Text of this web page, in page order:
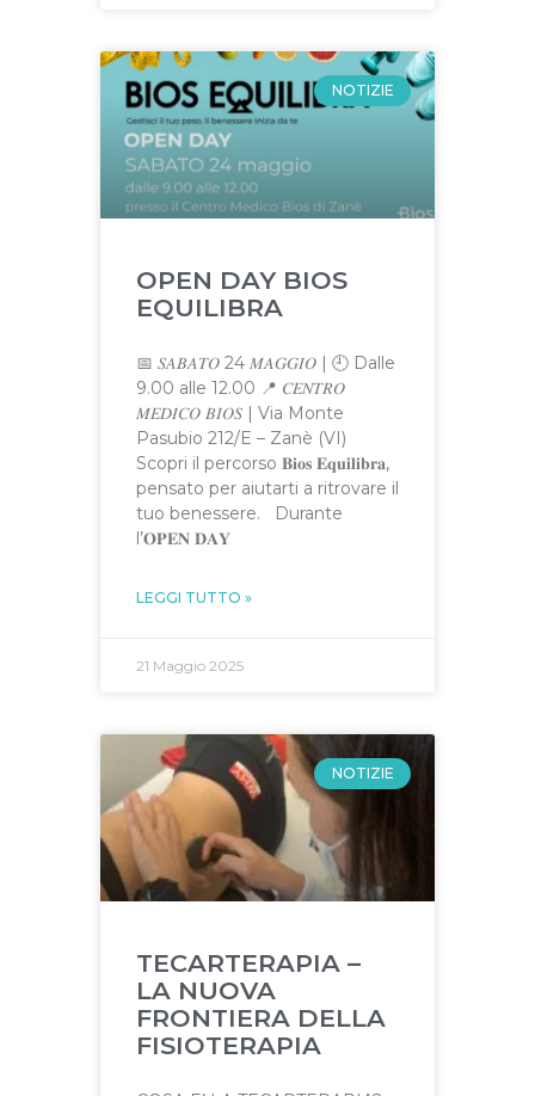
NOTIZIE
OPEN DAY BIOS
EQUILIBRA
📅 𝑆𝐴𝐵𝐴𝑇𝑂 24 𝑀𝐴𝐺𝐺𝐼𝑂 | 🕘 Dalle
9.00 alle 12.00 📍 𝐶𝐸𝑁𝑇𝑅𝑂
𝑀𝐸𝐷𝐼𝐶𝑂 𝐵𝐼𝑂𝑆 | Via Monte
Pasubio 212/E – Zanè (VI)
Scopri il percorso 𝐁𝐢𝐨𝐬 𝐄𝐪𝐮𝐢𝐥𝐢𝐛𝐫𝐚,
pensato per aiutarti a ritrovare il
tuo benessere. Durante
l’𝐎𝐏𝐄𝐍 𝐃𝐀𝐘
LEGGI TUTTO »
21 Maggio 2025
NOTIZIE
TECARTERAPIA –
LA NUOVA
FRONTIERA DELLA
FISIOTERAPIA